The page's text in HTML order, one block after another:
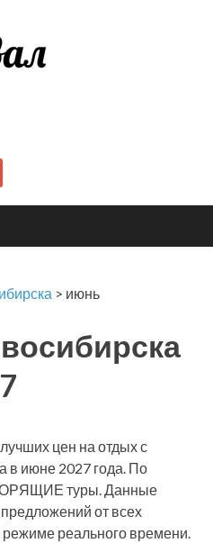
> июнь
цен на отдых с
в июне 2027 года. По
туры. Данные
от всех
реального времени.